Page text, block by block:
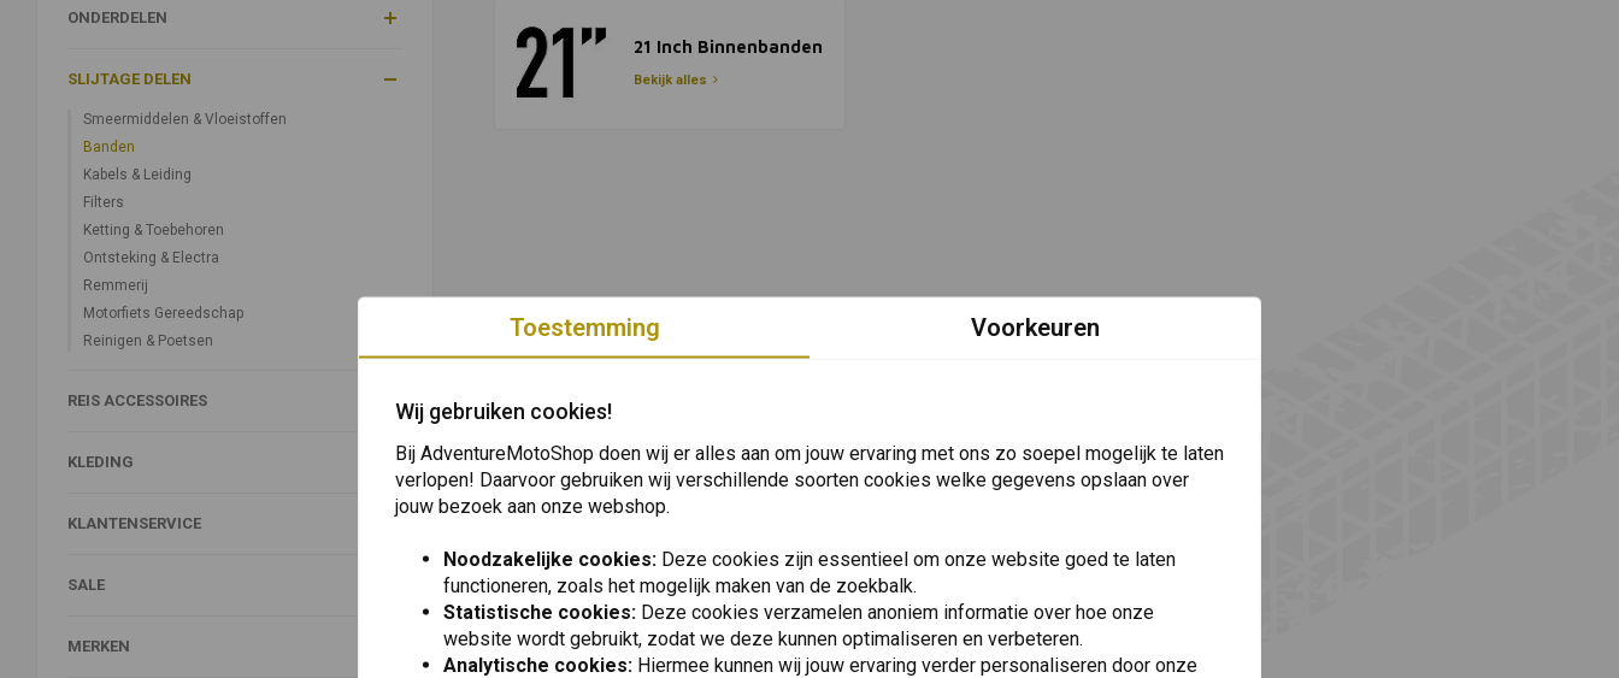
ONDERDELEN
SLIJTAGE DELEN
Smeermiddelen & Vloeistoffen
Banden
Kabels & Leiding
Filters
Ketting & Toebehoren
Ontsteking & Electra
Remmerij
Motorfiets Gereedschap
Reinigen & Poetsen
REIS ACCESSOIRES
KLEDING
KLANTENSERVICE
SALE
MERKEN
21 Inch Binnenbanden
Bekijk alles
Toestemming Voorkeuren
Wij gebruiken cookies!
Bij AdventureMotoShop doen wij er alles aan om jouw ervaring met ons zo soepel mogelijk te laten
verlopen! Daarvoor gebruiken wij verschillende soorten cookies welke gegevens opslaan over
jouw bezoek aan onze webshop.
Noodzakelijke cookies: Deze cookies zijn essentieel om onze website goed te laten
functioneren, zoals het mogelijk maken van de zoekbalk.
Statistische cookies: Deze cookies verzamelen anoniem informatie over hoe onze
website wordt gebruikt, zodat we deze kunnen optimaliseren en verbeteren.
Analytische cookies: Hiermee kunnen wij jouw ervaring verder personaliseren door onze